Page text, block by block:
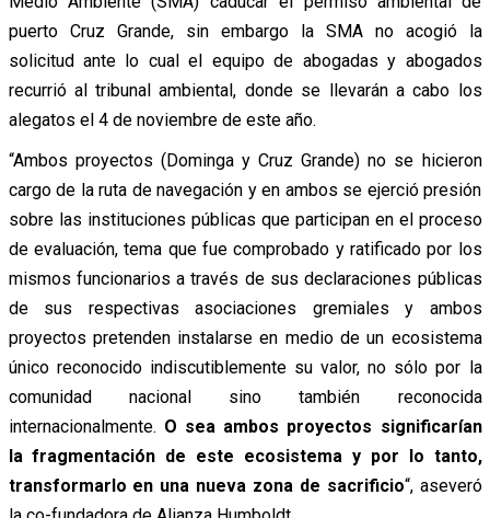
puerto Cruz Grande, sin embargo la SMA no acogió la
solicitud ante lo cual el equipo de abogadas y abogados
recurrió al tribunal ambiental, donde se llevarán a cabo los
alegatos el 4 de noviembre de este año.
“Ambos proyectos (Dominga y Cruz Grande) no se hicieron
cargo de la ruta de navegación y en ambos se ejerció presión
sobre las instituciones públicas que participan en el proceso
de evaluación, tema que fue comprobado y ratificado por los
mismos funcionarios a través de sus declaraciones públicas
de sus respectivas asociaciones gremiales y ambos
proyectos pretenden instalarse en medio de un ecosistema
único reconocido indiscutiblemente su valor, no sólo por la
comunidad nacional sino también reconocida
internacionalmente. O sea ambos proyectos significarían
la fragmentación de este ecosistema y por lo tanto,
transformarlo en una nueva zona de sacrificio“, aseveró